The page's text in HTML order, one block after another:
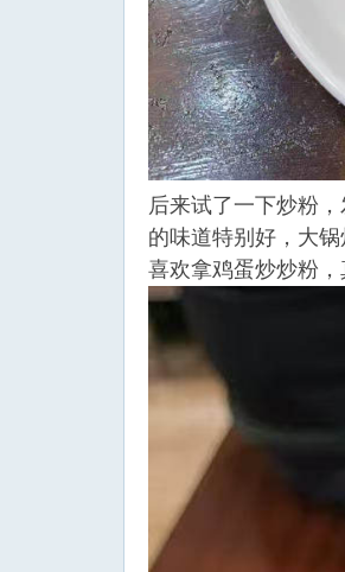
后来试了一下炒粉
的味道特别好，大
喜欢拿鸡蛋炒炒粉